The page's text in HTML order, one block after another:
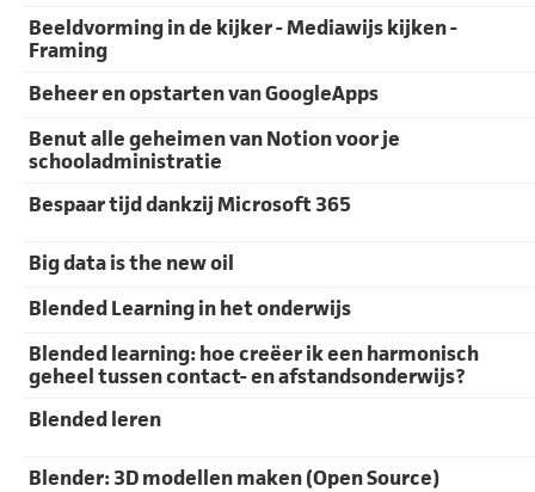
Beeldvorming in de kijker - Mediawijs kijken -
Framing
Beheer en opstarten van GoogleApps
Benut alle geheimen van Notion voor je
schooladministratie
Bespaar tijd dankzij Microsoft 365
Big data is the new oil
Blended Learning in het onderwijs
Blended learning: hoe creëer ik een harmonisch
geheel tussen contact- en afstandsonderwijs?
Blended leren
Blender: 3D modellen maken (Open Source)